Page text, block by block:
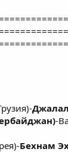
-
Бехнам